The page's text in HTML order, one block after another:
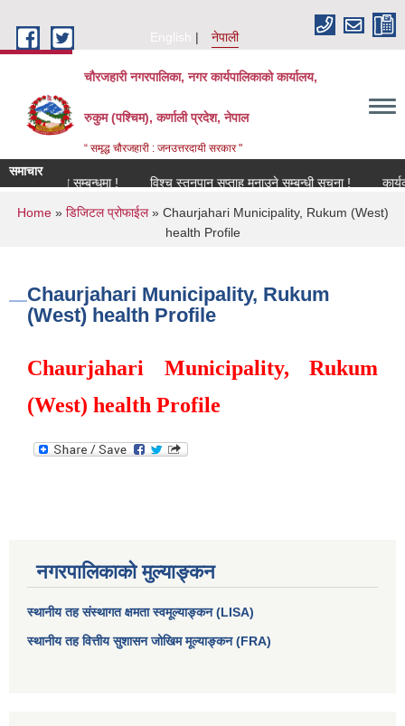
English
नेपाली
चौरजहारी नगरपालिका, नगर कार्यपालिकाको कार्यालय,
रुकुम (पश्चिम), कर्णाली प्रदेश, नेपाल
“ समृद्ध चौरजहारी : जनउत्तरदायी सरकार "
समाचार
नविकरण सम्बन्धमा !
विश्च स्तनपान सप्ताह मनाउने सम्बन्धी सूचना !
You are here
Home» डिजिटल प्रोफाईल» Chaurjahari Municipality, Rukum (West)
health Profile
Chaurjahari Municipality, Rukum
(West) health Profile
Chaurjahari Municipality, Rukum
(West) health Profile
नगरपालिकाको मुल्याङ्कन
स्थानीय तह संस्थागत क्षमता स्वमूल्याङ्कन (LISA)
स्थानीय तह वित्तीय सुशासन जोखिम मूल्याङ्कन (FRA)